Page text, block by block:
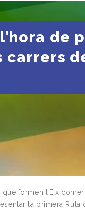
de
carrers
formen l’Eix
la primera